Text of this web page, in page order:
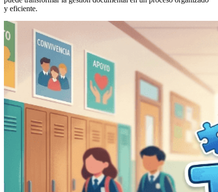
y eficiente.